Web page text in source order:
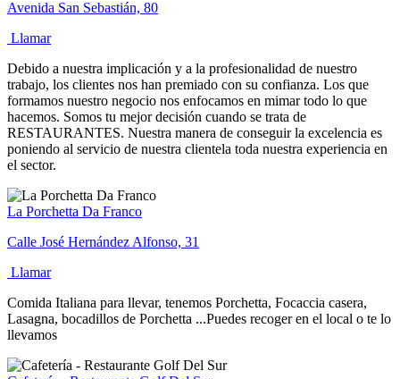
Avenida San Sebastián, 80
Llamar
Debido a nuestra implicación y a la profesionalidad de nuestro
trabajo, los clientes nos han premiado con su confianza. Los que
formamos nuestro negocio nos enfocamos en mimar todo lo que
hacemos. Somos tu mejor decisión cuando se trata de
RESTAURANTES. Nuestra manera de conseguir la excelencia es
poniendo al servicio de nuestra clientela toda nuestra experiencia en
el sector.
La Porchetta Da Franco
Calle José Hernández Alfonso, 31
Llamar
Comida Italiana para llevar, tenemos Porchetta, Focaccia casera,
Lasagna, bocadillos de Porchetta ...Puedes recoger en el local o te lo
llevamos